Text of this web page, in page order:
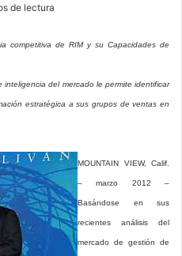
de lectura
competitiva de RIM y su Capacidades de
del mercado le permite identificar
estratégica a sus grupos de ventas en
MOUNTAIN VIEW, Calif.
– marzo 2012 –
Basándose en sus
recientes análisis del
mercado de gestión de